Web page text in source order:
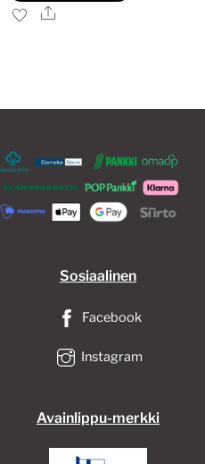
Ale
Sosiaalinen
Facebook
Instagram
Avainlippu-merkki